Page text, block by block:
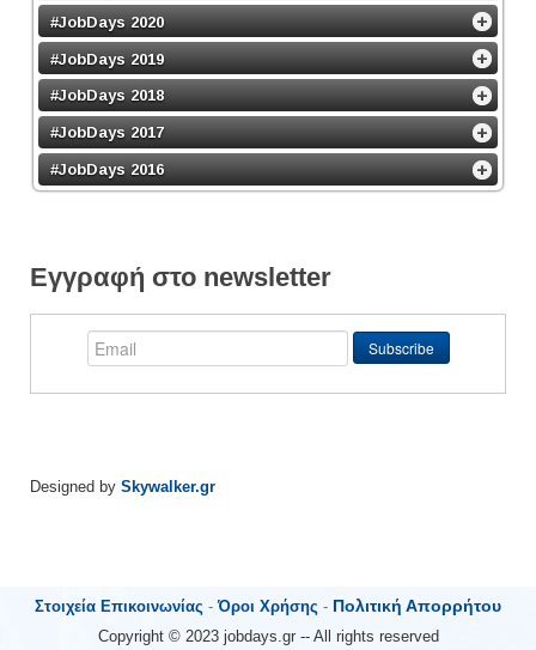
#JobDays 2020
#JobDays 2019
#JobDays 2018
#JobDays 2017
#JobDays 2016
Εγγραφή στο newsletter
Designed by Skywalker.gr
Στοιχεία Επικοινωνίας -Όροι Χρήσης - Πολιτική Απορρήτου
Copyright © 2023 jobdays.gr -- All rights reserved